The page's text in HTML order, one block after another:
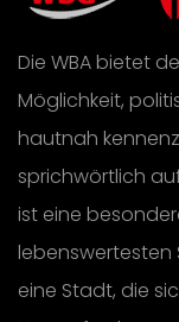
Die WBA bietet
Möglichkeit,
hautnah
sprichwörtlich
ist eine
lebenswertesten
eine Stadt, die